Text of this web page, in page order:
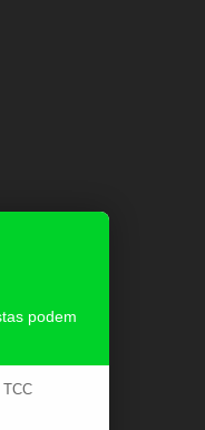
podem